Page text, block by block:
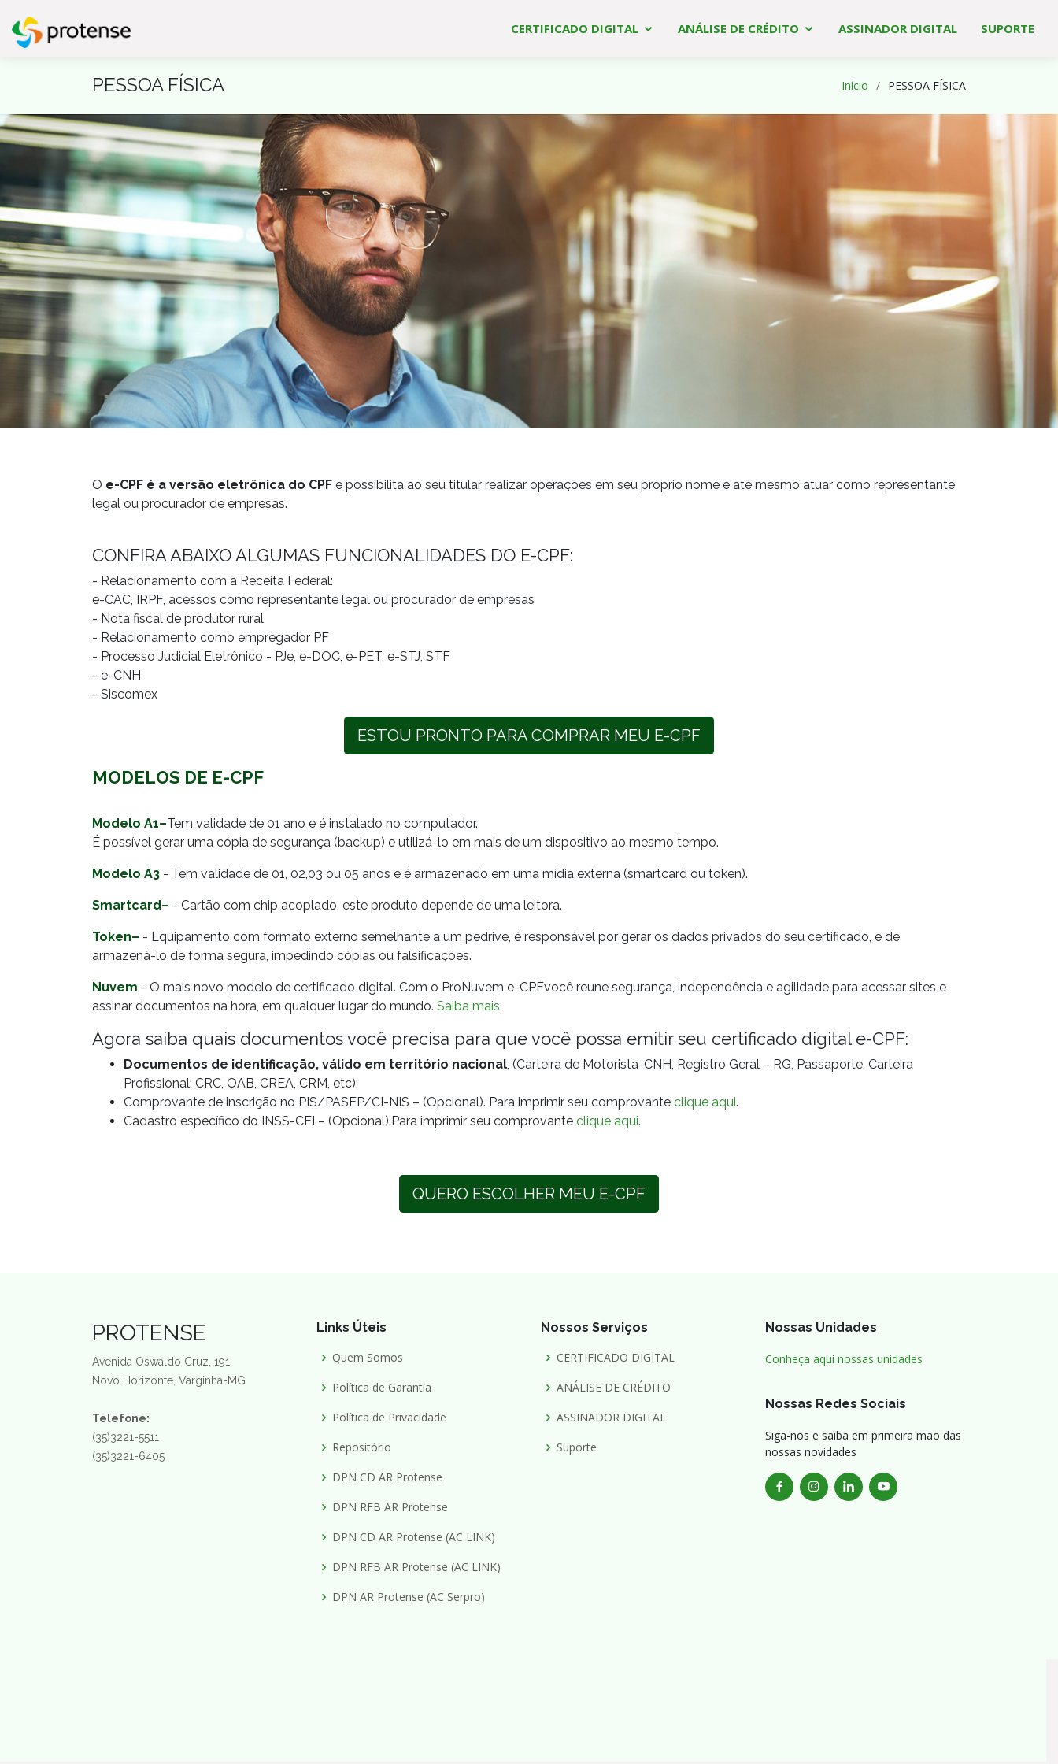
CERTIFICADO DIGITAL ANÁLISE DE CRÉDITO ASSINADOR DIGITAL SUPORTE
PESSOA FÍSICA Início PESSOA FÍSICA
O e-CPF é a versão eletrônica do CPF e possibilita ao seu titular realizar operações em seu próprio nome e até mesmo atuar como representante
legal ou procurador de empresas.
CONFIRA ABAIXO ALGUMAS FUNCIONALIDADES DO E-CPF:
- Relacionamento com a Receita Federal:
e-CAC, IRPF, acessos como representante legal ou procurador de empresas
- Nota fiscal de produtor rural
- Relacionamento como empregador PF
- Processo Judicial Eletrônico - PJe, e-DOC, e-PET, e-STJ, STF
- e-CNH
- Siscomex
ESTOU PRONTO PARA COMPRAR MEU E-CPF
MODELOS DE E-CPF
Modelo A1–Tem validade de 01 ano e é instalado no computador.
É possível gerar uma cópia de segurança (backup) e utilizá-lo em mais de um dispositivo ao mesmo tempo.
Modelo A3 - Tem validade de 01, 02,03 ou 05 anos e é armazenado em uma mídia externa (smartcard ou token).
Smartcard– - Cartão com chip acoplado, este produto depende de uma leitora.
Token– - Equipamento com formato externo semelhante a um pedrive, é responsável por gerar os dados privados do seu certificado, e de
armazená-lo de forma segura, impedindo cópias ou falsificações.
Nuvem - O mais novo modelo de certificado digital. Com o ProNuvem e-CPFvocê reune segurança, independência e agilidade para acessar sites e
assinar documentos na hora, em qualquer lugar do mundo. Saiba mais.
Agora saiba quais documentos você precisa para que você possa emitir seu certificado digital e-CPF:
Documentos de identificação, válido em território nacional , (Carteira de Motorista-CNH, Registro Geral – RG, Passaporte, Carteira
Profissional: CRC, OAB, CREA, CRM, etc);
Comprovante de inscrição no PIS/PASEP/CI-NIS – (Opcional). Para imprimir seu comprovante clique aqui.
Cadastro específico do INSS-CEI – (Opcional).Para imprimir seu comprovante clique aqui.
QUERO ESCOLHER MEU E-CPF
PROTENSE
Avenida Oswaldo Cruz, 191
Novo Horizonte, Varginha-MG
Telefone:
(35)3221-5511
(35)3221-6405
Links Úteis
Quem Somos
Política de Garantia
Política de Privacidade
Repositório
DPN CD AR Protense
DPN RFB AR Protense
DPN CD AR Protense (AC LINK)
DPN RFB AR Protense (AC LINK)
DPN AR Protense (AC Serpro)
Nossos Serviços
CERTIFICADO DIGITAL
ANÁLISE DE CRÉDITO
ASSINADOR DIGITAL
Suporte
Nossas Unidades
Conheça aqui nossas unidades
Nossas Redes Sociais
Siga-nos e saiba em primeira mão das
nossas novidades